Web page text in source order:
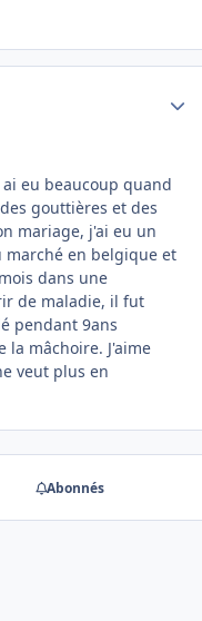
eu beaucoup quand
gouttières et des
mariage, j'ai eu un
marché en belgique et
dans une
de maladie, il fut
pendant 9ans
la mâchoire. J'aime
veut plus en
Abonnés